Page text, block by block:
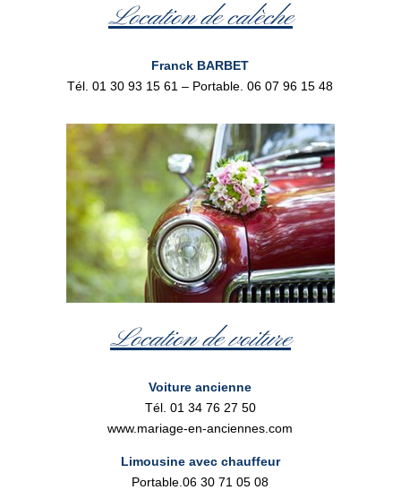
Location de calèche
Franck BARBET
Tél. 01 30 93 15 61 – Portable. 06 07 96 15 48
Location de voiture
Voiture ancienne
Tél. 01 34 76 27 50
www.mariage-en-anciennes.com
Limousine avec chauffeur
Portable.06 30 71 05 08